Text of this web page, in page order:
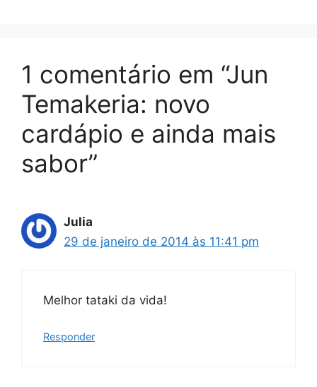
1 comentário em “Jun
Temakeria: novo
cardápio e ainda mais
sabor”
Julia
29 de janeiro de 2014 às 11:41 pm
Melhor tataki da vida!
Responder